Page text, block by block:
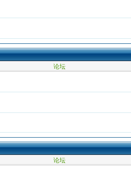
论坛
论坛